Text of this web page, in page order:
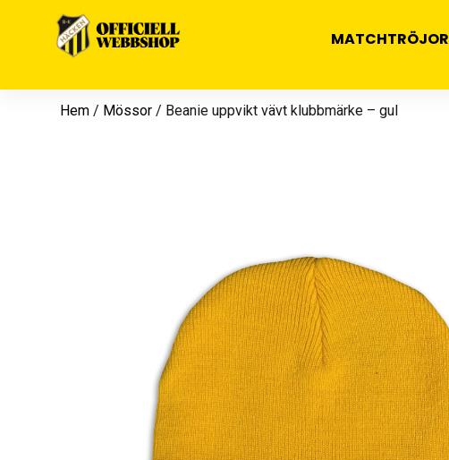
MATCHTRÖJOR
Hem / Mössor / Beanie uppvikt vävt klubbmärke – gul